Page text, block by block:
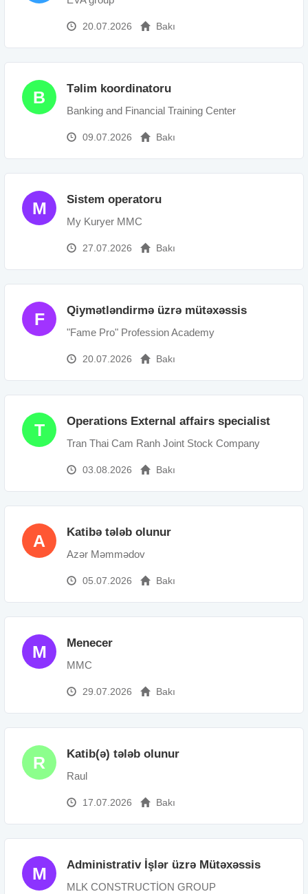
20.07.2026 Bakı
B Təlim koordinatoru
Banking and Financial Training Center
09.07.2026 Bakı
M Sistem operatoru
My Kuryer MMC
27.07.2026 Bakı
F Qiymətləndirmə üzrə mütəxəssis
"Fame Pro" Profession Academy
20.07.2026 Bakı
T Operations External affairs specialist
Tran Thai Cam Ranh Joint Stock Company
03.08.2026 Bakı
A Katibə tələb olunur
Azər Məmmədov
05.07.2026 Bakı
M Menecer
MMC
29.07.2026 Bakı
R Katib(ə) tələb olunur
Raul
17.07.2026 Bakı
M Administrativ İşlər üzrə Mütəxəssis
MLK CONSTRUCTİON GROUP